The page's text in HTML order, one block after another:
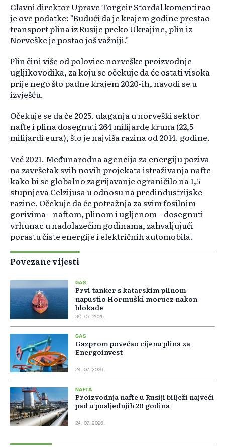
Glavni direktor Uprave Torgeir Stordal komentirao
je ove podatke: "Budući da je krajem godine prestao
transport plina iz Rusije preko Ukrajine, plin iz
Norveške je postao još važniji."
Plin čini više od polovice norveške proizvodnje
ugljikovodika, za koju se očekuje da će ostati visoka
prije nego što padne krajem 2020-ih, navodi se u
izvješću.
Očekuje se da će 2025. ulaganja u norveški sektor
nafte i plina dosegnuti 264 milijarde kruna (22,5
milijardi eura), što je najviša razina od 2014. godine.
Već 2021. Međunarodna agencija za energiju poziva
na završetak svih novih projekata istraživanja nafte
kako bi se globalno zagrijavanje ograničilo na 1,5
stupnjeva Celzijusa u odnosu na predindustrijske
razine. Očekuje da će potražnja za svim fosilnim
gorivima – naftom, plinom i ugljenom – dosegnuti
vrhunac u nadolazećim godinama, zahvaljujući
porastu čiste energije i električnih automobila.
Povezane vijesti
GAS
Prvi tanker s katarskim plinom
napustio Hormuški moruez nakon
blokade
30. 07. 2026.
GAS
Gazprom povećao cijenu plina za
Energoinvest
24. 07. 2026.
NAFTA
Proizvodnja nafte u Rusiji bilježi najveći
pad u posljednjih 20 godina
24. 07. 2026.